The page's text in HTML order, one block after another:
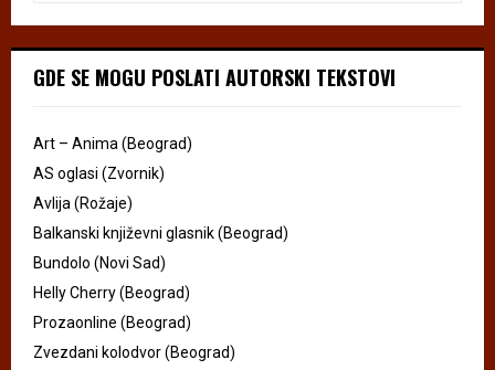
GDE SE MOGU POSLATI AUTORSKI TEKSTOVI
Art – Anima (Beograd)
AS oglasi (Zvornik)
Avlija (Rožaje)
Balkanski književni glasnik (Beograd)
Bundolo (Novi Sad)
Helly Cherry (Beograd)
Prozaonline (Beograd)
Zvezdani kolodvor (Beograd)